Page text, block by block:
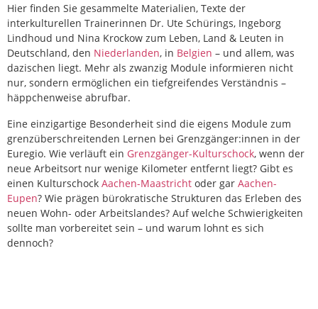
Hier finden Sie gesammelte Materialien, Texte der
interkulturellen Trainerinnen Dr. Ute Schürings, Ingeborg
Lindhoud und Nina Krockow zum Leben, Land & Leuten in
Deutschland, den Niederlanden, in Belgien – und allem, was
dazischen liegt. Mehr als zwanzig Module informieren nicht
nur, sondern ermöglichen ein tiefgreifendes Verständnis –
häppchenweise abrufbar.
Eine einzigartige Besonderheit sind die eigens Module zum
grenzüberschreitenden Lernen bei Grenzgänger:innen in der
Euregio. Wie verläuft ein Grenzgänger-Kulturschock, wenn der
neue Arbeitsort nur wenige Kilometer entfernt liegt? Gibt es
einen Kulturschock Aachen-Maastricht oder gar Aachen-
Eupen? Wie prägen bürokratische Strukturen das Erleben des
neuen Wohn- oder Arbeitslandes? Auf welche Schwierigkeiten
sollte man vorbereitet sein – und warum lohnt es sich
dennoch?